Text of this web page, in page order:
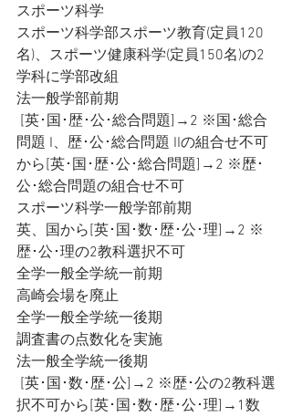
スポーツ科学
スポーツ科学部スポーツ教育(定員120
名)、スポーツ健康科学(定員150名)の2
学科に学部改組
法一般学部前期
問題 I、歴･公･総合問題 IIの組合せ不可
から[英･国･歴･公･総合問題]→2 ※歴･
公･総合問題の組合せ不可
スポーツ科学一般学部前期
英、国から[英･国･数･歴･公･理]→2 ※
歴･公･理の2教科選択不可
全学一般全学統一前期
高崎会場を廃止
全学一般全学統一後期
調査書の点数化を実施
法一般全学統一後期
択不可から[英･国･数･歴･公･理]→1数